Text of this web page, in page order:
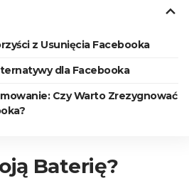
z Usunięcia Facebooka
dla Facebooka
Czy Warto Zrezygnować
Baterię?